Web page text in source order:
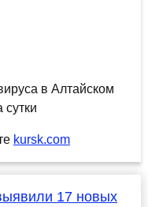
kursk.com
17 новых